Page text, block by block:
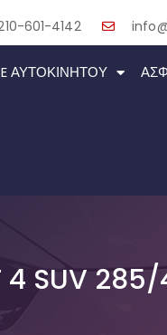
601-4142
ΑΥΤΟΚΙΝΉΤΟΥ
4 SUV